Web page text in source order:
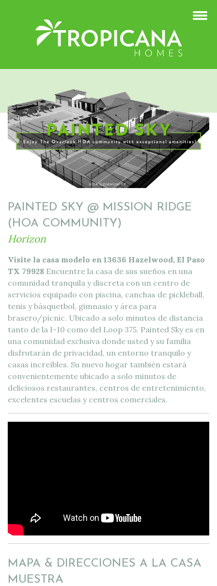
PAINTED SKY @ MISSION RIDGE
(HOA COMMUNITY)
Horizon
Visite la casa modelo en 13636 Hazelwood, El Paso
TX 79928 Encuentre la casa de sus sueños en una
comunidad tranquila y discreta con un centro de
servicios equipado con piscina, canchas de pickleball,
tenis y básquetbol, ​​gimnasio y área para
brasero/pícnic. Ubicado a solo minutos de distancia
tanto de la I-10 como del Loop 375. Painted Sky es en
una comunidad exclusiva donde usted y su familia
disfrutarán de privacidad, un entorno tranquilo y
casas increíbles. Su nuevo hogar también estará
convenientemente ubicado a solo minutos de
deliciosos restaurantes, centros de entretenimiento,
excelentes escuelas y centros comerciales.
MAPA & DIRECCIONES A LA CASA
MUESTRA